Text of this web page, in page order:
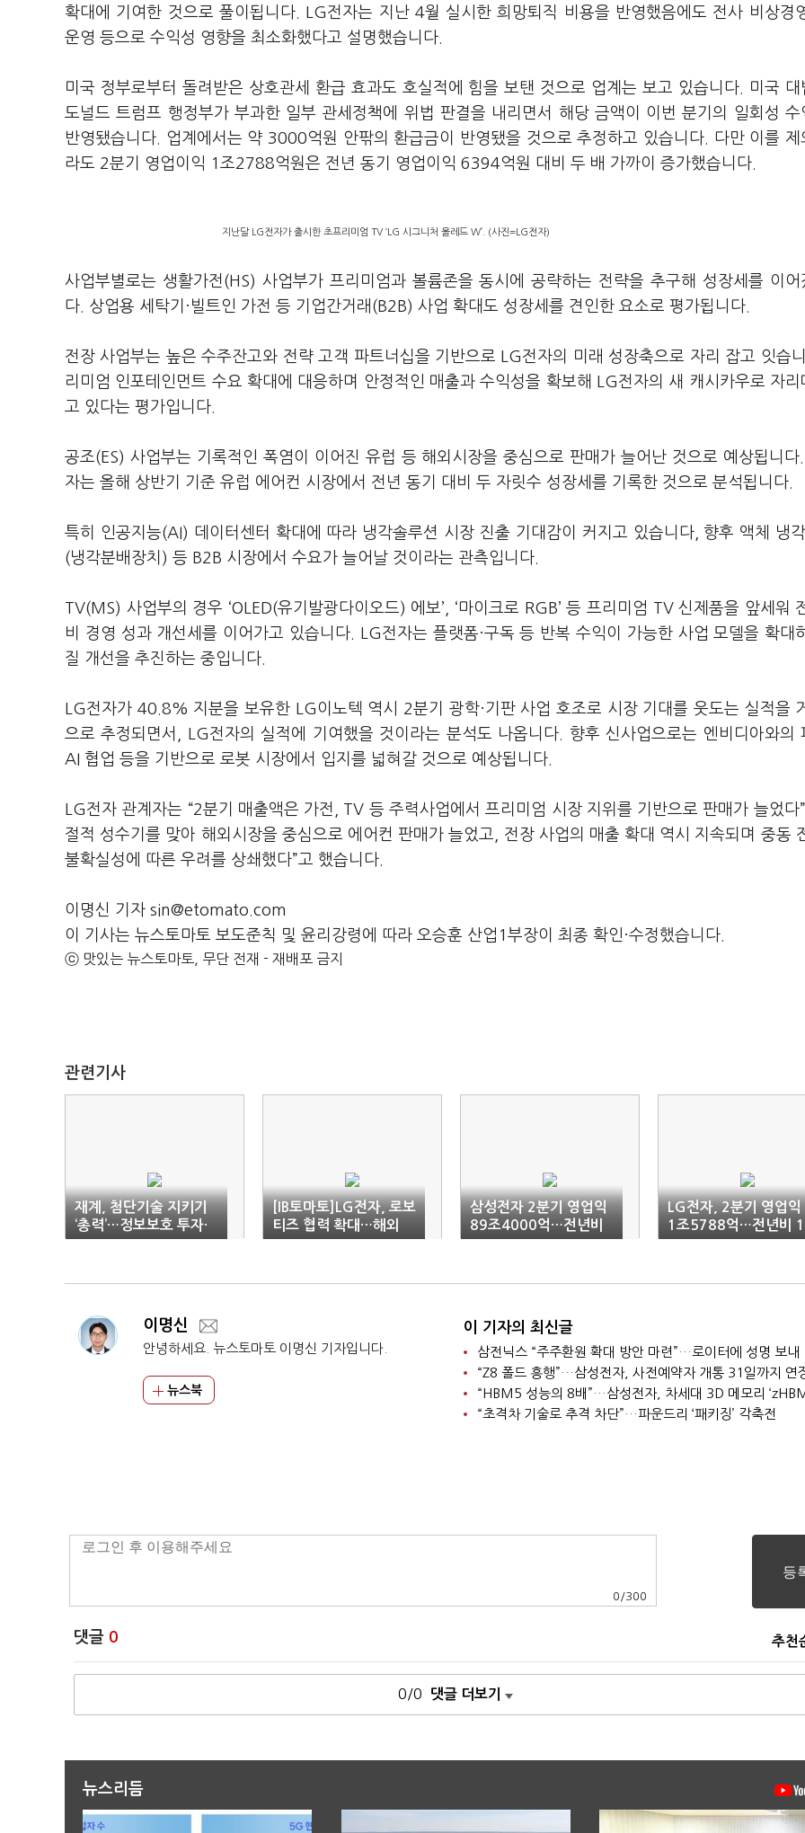
확대에 기여한 것으로 풀이됩니다. LG전자는 지난 4월 실시한 희망퇴직 비용을 반영했음에도 전사 비상경
운영 등으로 수익성 영향을 최소화했다고 설명했습니다.
미국 정부로부터 돌려받은 상호관세 환급 효과도 호실적에 힘을 보탠 것으로 업계는 보고 있습니다. 미국 대
도널드 트럼프 행정부가 부과한 일부 관세정책에 위법 판결을 내리면서 해당 금액이 이번 분기의 일회성 수
반영됐습니다. 업계에서는 약 3000억원 안팎의 환급금이 반영됐을 것으로 추정하고 있습니다. 다만 이를 제
라도 2분기 영업이익 1조2788억원은 전년 동기 영업이익 6394억원 대비 두 배 가까이 증가했습니다.
지난달 LG전자가 출시한 초프리미엄 TV ‘LG 시그니처 올레드 W’. (사진=LG전자)
사업부별로는 생활가전(HS) 사업부가 프리미엄과 볼륨존을 동시에 공략하는 전략을 추구해 성장세를 이어
다. 상업용 세탁기·빌트인 가전 등 기업간거래(B2B) 사업 확대도 성장세를 견인한 요소로 평가됩니다.
전장 사업부는 높은 수주잔고와 전략 고객 파트너십을 기반으로 LG전자의 미래 성장축으로 자리 잡고 잇습
리미엄 인포테인먼트 수요 확대에 대응하며 안정적인 매출과 수익성을 확보해 LG전자의 새 캐시카우로 자리
고 있다는 평가입니다.
공조(ES) 사업부는 기록적인 폭염이 이어진 유럽 등 해외시장을 중심으로 판매가 늘어난 것으로 예상됩니다
자는 올해 상반기 기준 유럽 에어컨 시장에서 전년 동기 대비 두 자릿수 성장세를 기록한 것으로 분석됩니다.
특히 인공지능(AI) 데이터센터 확대에 따라 냉각솔루션 시장 진출 기대감이 커지고 있습니다, 향후 액체 냉
(냉각분배장치) 등 B2B 시장에서 수요가 늘어날 것이라는 관측입니다.
TV(MS) 사업부의 경우 ‘OLED(유기발광다이오드) 에보’, ‘마이크로 RGB’ 등 프리미엄 TV 신제품을 앞세워
비 경영 성과 개선세를 이어가고 있습니다. LG전자는 플랫폼·구독 등 반복 수익이 가능한 사업 모델을 확대
질 개선을 추진하는 중입니다.
LG전자가 40.8% 지분을 보유한 LG이노텍 역시 2분기 광학·기판 사업 호조로 시장 기대를 웃도는 실적을
으로 추정되면서, LG전자의 실적에 기여했을 것이라는 분석도 나옵니다. 향후 신사업으로는 엔비디아와의
AI 협업 등을 기반으로 로봇 시장에서 입지를 넓혀갈 것으로 예상됩니다.
LG전자 관계자는 “2분기 매출액은 가전, TV 등 주력사업에서 프리미엄 시장 지위를 기반으로 판매가 늘었다
절적 성수기를 맞아 해외시장을 중심으로 에어컨 판매가 늘었고, 전장 사업의 매출 확대 역시 지속되며 중동
불확실성에 따른 우려를 상쇄했다”고 했습니다.
이명신 기자 sin@etomato.com
이 기사는 뉴스토마토 보도준칙 및 윤리강령에 따라 오승훈 산업1부장이 최종 확인·수정했습니다.
ⓒ 맛있는 뉴스토마토, 무단 전재 - 재배포 금지
관련기사
재계, 첨단기술 지키기
‘총력’…정보보호 투자·
인력 확대
[IB토마토]LG전자, 로보
티즈 협력 확대…해외
투자 추진에 거래도 늘
삼성전자 2분기 영업익
89조4000억…전년비
1810% ↑
LG전자, 2분기 영업익
1조5788억…전년비 1
46.9%↑
이명신
안녕하세요. 뉴스토마토 이명신 기자입니다.
뉴스북
이 기자의 최신글
삼전닉스 “주주환원 확대 방안 마련”…로이터에 성명 보내
“Z8 폴드 흥행”…삼성전자, 사전예약자 개통 31일까지 연
“HBM5 성능의 8배”…삼성전자, 차세대 3D 메모리
“초격차 기술로 추격 차단”…파운드리 ‘패키징’ 각축전
0 /300
댓글 0 추천
0/0 댓글 더보기
뉴스리듬